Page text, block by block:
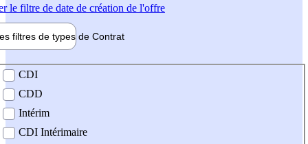
le filtre de date de création de l'offre
filtres de types de Contrat
contrat
CDI
CDD
Intérim
CDI Intérimaire